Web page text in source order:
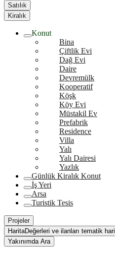
Satılık
Kiralık
Konut
Bina
Çiftlik Evi
Dağ Evi
Daire
Devremülk
Kooperatif
Köşk
Köy Evi
Müstakil Ev
Prefabrik
Residence
Villa
Yalı
Yalı Dairesi
Yazlık
Günlük Kiralık Konut
İş Yeri
Arsa
Turistik Tesis
Projeler
HaritaDeğerleri ve ilanları tematik
Yakınımda Ara